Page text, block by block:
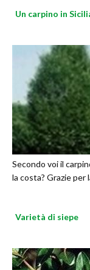
Un carpino in
Secondo voi il
la costa? Grazie per
Varietà di siepe